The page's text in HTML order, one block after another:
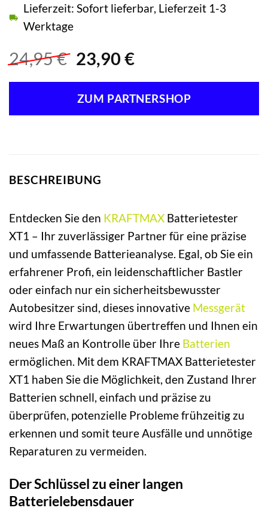
24,95€ Ursprünglicher
Preis
war:
24,95 €
23,90 €Aktueller
ist:
23,90 €.
Lieferzeit: Sofort lieferbar, Lieferzeit 1-3
Werktage
ZUM PARTNERSHOP
BESCHREIBUNG
Entdecken Sie den KRAFTMAX Batterietester
XT1 – Ihr zuverlässiger Partner für eine präzise
und umfassende Batterieanalyse. Egal, ob Sie ein
erfahrener Profi, ein leidenschaftlicher Bastler
oder einfach nur ein sicherheitsbewusster
Autobesitzer sind, dieses innovative Messgerät
wird Ihre Erwartungen übertreffen und Ihnen ein
neues Maß an Kontrolle über Ihre Batterien
ermöglichen. Mit dem KRAFTMAX Batterietester
XT1 haben Sie die Möglichkeit, den Zustand Ihrer
Batterien schnell, einfach und präzise zu
überprüfen, potenzielle Probleme frühzeitig zu
erkennen und somit teure Ausfälle und unnötige
Reparaturen zu vermeiden.
Der Schlüssel zu einer langen
Batterielebensdauer